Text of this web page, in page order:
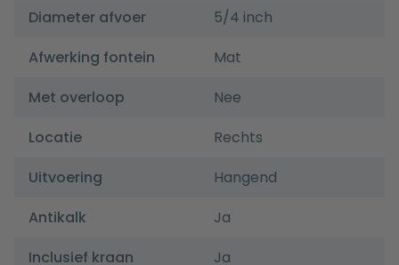
Diameter afvoer
5/4 inch
Afwerking fontein
Mat
Met overloop
Nee
Locatie
Rechts
Uitvoering
Hangend
Antikalk
Ja
Inclusief kraan
Ja